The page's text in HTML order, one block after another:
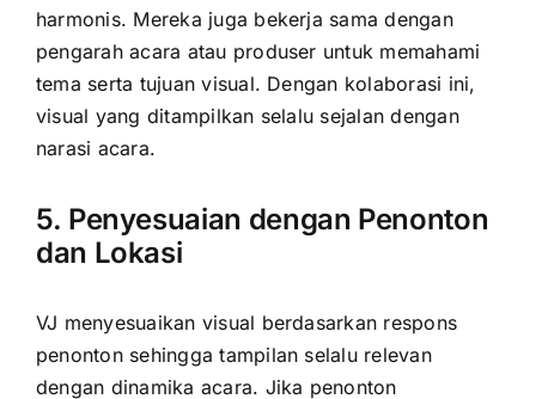
harmonis. Mereka juga bekerja sama dengan
pengarah acara atau produser untuk memahami
tema serta tujuan visual. Dengan kolaborasi ini,
visual yang ditampilkan selalu sejalan dengan
narasi acara.
5. Penyesuaian dengan Penonton
dan Lokasi
VJ menyesuaikan visual berdasarkan respons
penonton sehingga tampilan selalu relevan
dengan dinamika acara. Jika penonton